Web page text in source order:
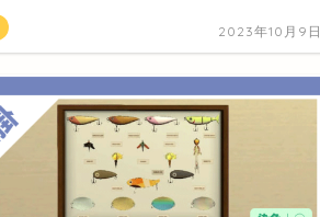
2023年10月9日